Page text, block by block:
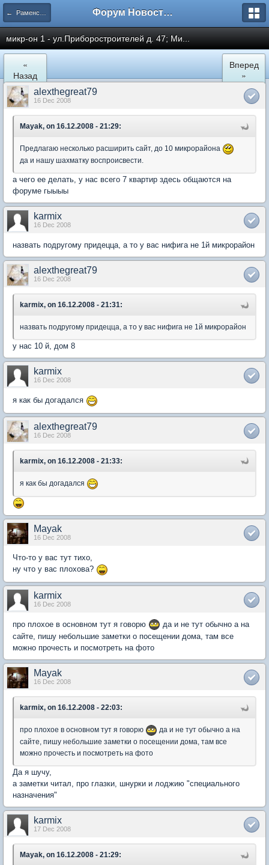
← Раменское Форум Новостройки
микр-он 1 - ул.Приборостроителей д. 47; Ми...
«
Назад
Вперед
»
alexthegreat79
16 Dec 2008
Mayak, on 16.12.2008 - 21:29:
Предлагаю несколько расширить сайт, до 10 микрорайона
да и нашу шахматку воспроисвести.
а чего ее делать, у нас всего 7 квартир здесь общаются на
форуме гыыыы
karmix
16 Dec 2008
назвать подругому придецца, а то у вас нифига не 1й микрорайон
alexthegreat79
16 Dec 2008
karmix, on 16.12.2008 - 21:31:
назвать подругому придецца, а то у вас нифига не 1й микрорайон
у нас 10 й, дом 8
karmix
16 Dec 2008
я как бы догадался
alexthegreat79
16 Dec 2008
karmix, on 16.12.2008 - 21:33:
я как бы догадался
Mayak
16 Dec 2008
Что-то у вас тут тихо,
ну что у вас плохова?
karmix
16 Dec 2008
про плохое в основном тут я говорю
да и не тут обычно а на
сайте, пишу небольшие заметки о посещении дома, там все
можно прочесть и посмотреть на фото
Mayak
16 Dec 2008
karmix, on 16.12.2008 - 22:03:
про плохое в основном тут я говорю
да и не тут обычно а на
сайте, пишу небольшие заметки о посещении дома, там все
можно прочесть и посмотреть на фото
Да я шучу,
а заметки читал, про глазки, шнурки и лоджию "специального
назначения"
karmix
17 Dec 2008
Mayak, on 16.12.2008 - 21:29: